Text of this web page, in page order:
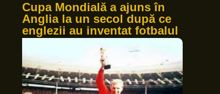
Cupa Mondială a ajuns în
Anglia la un secol după ce
englezii au inventat fotbalul